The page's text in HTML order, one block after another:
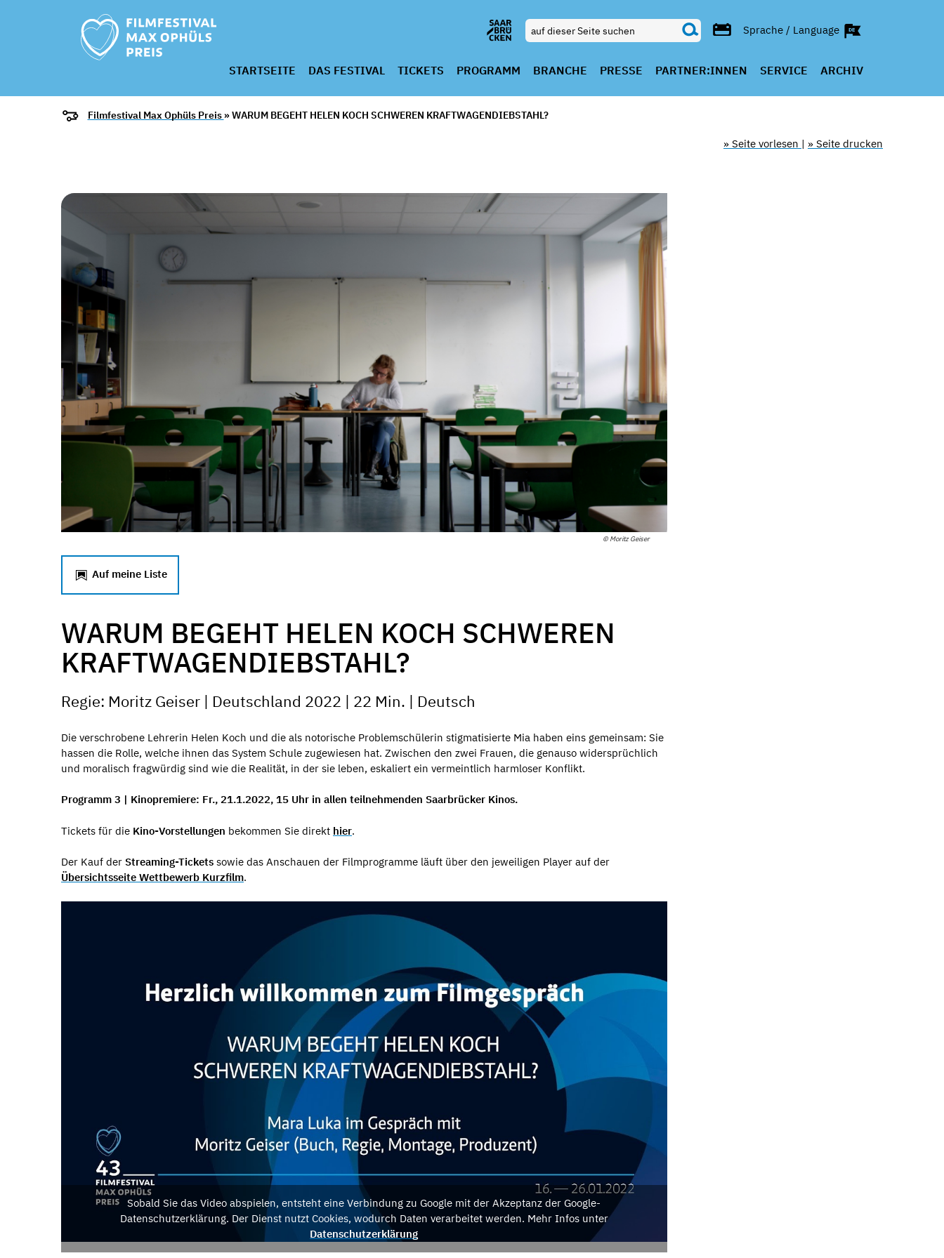
Sprache / Language
STARTSEITE DAS FESTIVAL TICKETS PROGRAMM BRANCHE PRESSE PARTNER:INNEN SERVICE ARCHIV
Filmfestival Max Ophüls Preis » WARUM BEGEHT HELEN KOCH SCHWEREN KRAFTWAGENDIEBSTAHL?
» Seite vorlesen | » Seite drucken
© Moritz Geiser
Auf meine Liste
WARUM BEGEHT HELEN KOCH SCHWEREN
KRAFTWAGENDIEBSTAHL?
Regie: Moritz Geiser | Deutschland 2022 | 22 Min. | Deutsch
Die verschrobene Lehrerin Helen Koch und die als notorische Problemschülerin stigmatisierte Mia haben eins gemeinsam: Sie
hassen die Rolle, welche ihnen das System Schule zugewiesen hat. Zwischen den zwei Frauen, die genauso widersprüchlich
und moralisch fragwürdig sind wie die Realität, in der sie leben, eskaliert ein vermeintlich harmloser Konflikt.
Programm 3 | Kinopremiere: Fr., 21.1.2022, 15 Uhr in allen teilnehmenden Saarbrücker Kinos.
Tickets für die Kino-Vorstellungen bekommen Sie direkt hier.
Der Kauf der Streaming-Tickets sowie das Anschauen der Filmprogramme läuft über den jeweiligen Player auf der
Übersichtsseite Wettbewerb Kurzfilm.
Sobald Sie das Video abspielen, entsteht eine Verbindung zu Google mit der Akzeptanz der Google-
Datenschutzerklärung. Der Dienst nutzt Cookies, wodurch Daten verarbeitet werden. Mehr Infos unter
Datenschutzerklärung